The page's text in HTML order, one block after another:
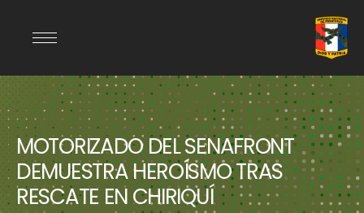
MOTORIZADO DEL SENAFRONT
DEMUESTRA HEROÍSMO TRAS
RESCATE EN CHIRIQUÍ